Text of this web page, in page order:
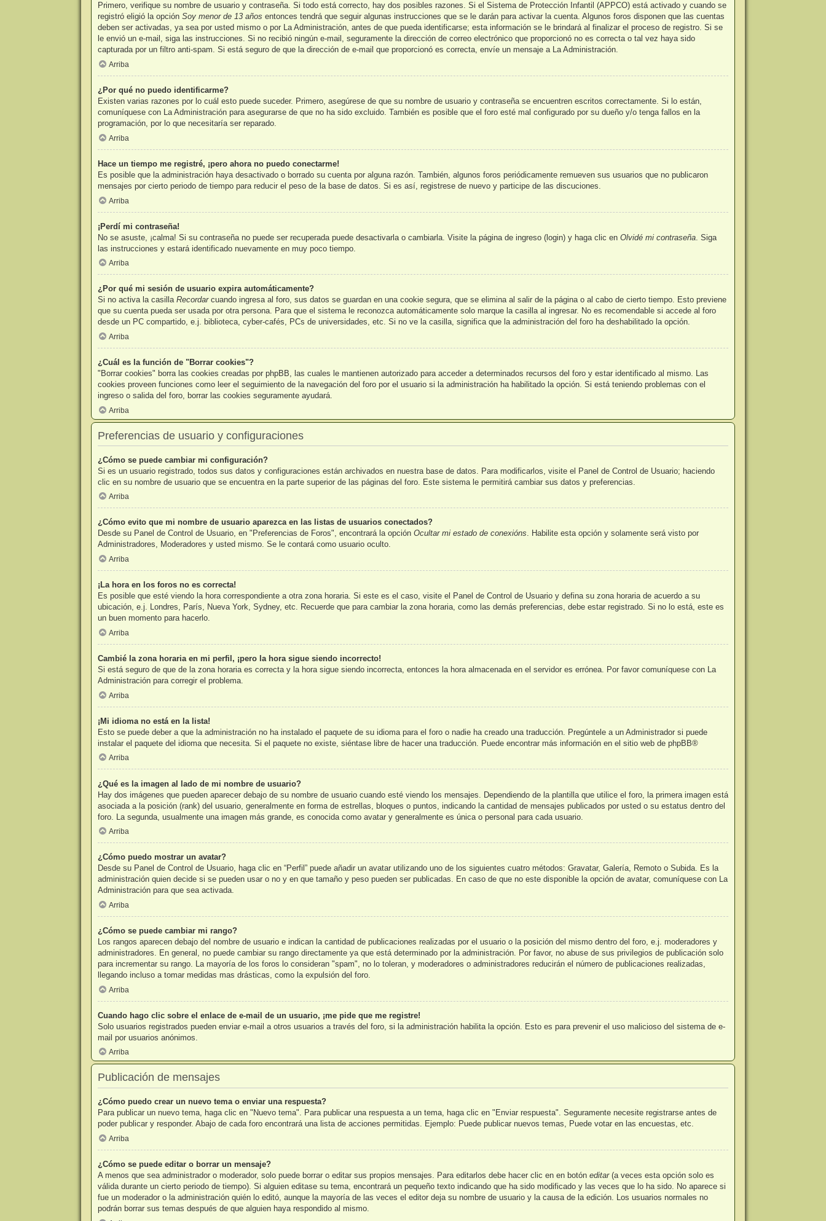
Primero, verifique su nombre de usuario y contraseña. Si todo está correcto, hay dos posibles razones. Si el Sistema de Protección Infantil (APPCO) está activado y cuando se
registró eligió la opción Soy menor de 13 años entonces tendrá que seguir algunas instrucciones que se le darán para activar la cuenta. Algunos foros disponen que las cuentas
deben ser activadas, ya sea por usted mismo o por La Administración, antes de que pueda identificarse; esta información se le brindará al finalizar el proceso de registro. Si se
le envió un e-mail, siga las instrucciones. Si no recibió ningún e-mail, seguramente la dirección de correo electrónico que proporcionó no es correcta o tal vez haya sido
capturada por un filtro anti-spam. Si está seguro de que la dirección de e-mail que proporcionó es correcta, envíe un mensaje a La Administración.
Arriba
¿Por qué no puedo identificarme?
Existen varias razones por lo cuál esto puede suceder. Primero, asegúrese de que su nombre de usuario y contraseña se encuentren escritos correctamente. Si lo están,
comuníquese con La Administración para asegurarse de que no ha sido excluido. También es posible que el foro esté mal configurado por su dueño y/o tenga fallos en la
programación, por lo que necesitaría ser reparado.
Arriba
Hace un tiempo me registré, ¡pero ahora no puedo conectarme!
Es posible que la administración haya desactivado o borrado su cuenta por alguna razón. También, algunos foros periódicamente remueven sus usuarios que no publicaron
mensajes por cierto periodo de tiempo para reducir el peso de la base de datos. Si es así, registrese de nuevo y participe de las discuciones.
Arriba
¡Perdí mi contraseña!
No se asuste, ¡calma! Si su contraseña no puede ser recuperada puede desactivarla o cambiarla. Visite la página de ingreso (login) y haga clic en Olvidé mi contraseña. Siga
las instrucciones y estará identificado nuevamente en muy poco tiempo.
Arriba
¿Por qué mi sesión de usuario expira automáticamente?
Si no activa la casilla Recordarcuando ingresa al foro, sus datos se guardan en una cookie segura, que se elimina al salir de la página o al cabo de cierto tiempo. Esto previene
que su cuenta pueda ser usada por otra persona. Para que el sistema le reconozca automáticamente solo marque la casilla al ingresar. No es recomendable si accede al foro
desde un PC compartido, e.j. biblioteca, cyber-cafés, PCs de universidades, etc. Si no ve la casilla, significa que la administración del foro ha deshabilitado la opción.
Arriba
¿Cuál es la función de "Borrar cookies"?
"Borrar cookies" borra las cookies creadas por phpBB, las cuales le mantienen autorizado para acceder a determinados recursos del foro y estar identificado al mismo. Las
cookies proveen funciones como leer el seguimiento de la navegación del foro por el usuario si la administración ha habilitado la opción. Si está teniendo problemas con el
ingreso o salida del foro, borrar las cookies seguramente ayudará.
Arriba
Preferencias de usuario y configuraciones
¿Cómo se puede cambiar mi configuración?
Si es un usuario registrado, todos sus datos y configuraciones están archivados en nuestra base de datos. Para modificarlos, visite el Panel de Control de Usuario; haciendo
clic en su nombre de usuario que se encuentra en la parte superior de las páginas del foro. Este sistema le permitirá cambiar sus datos y preferencias.
Arriba
¿Cómo evito que mi nombre de usuario aparezca en las listas de usuarios conectados?
Desde su Panel de Control de Usuario, en "Preferencias de Foros", encontrará la opción Ocultar mi estado de conexións. Habilite esta opción y solamente será visto por
Administradores, Moderadores y usted mismo. Se le contará como usuario oculto.
Arriba
¡La hora en los foros no es correcta!
Es posible que esté viendo la hora correspondiente a otra zona horaria. Si este es el caso, visite el Panel de Control de Usuario y defina su zona horaria de acuerdo a su
ubicación, e.j. Londres, París, Nueva York, Sydney, etc. Recuerde que para cambiar la zona horaria, como las demás preferencias, debe estar registrado. Si no lo está, este es
un buen momento para hacerlo.
Arriba
Cambié la zona horaria en mi perfil, ¡pero la hora sigue siendo incorrecto!
Si está seguro de que de la zona horaria es correcta y la hora sigue siendo incorrecta, entonces la hora almacenada en el servidor es errónea. Por favor comuníquese con La
Administración para corregir el problema.
Arriba
¡Mi idioma no está en la lista!
Esto se puede deber a que la administración no ha instalado el paquete de su idioma para el foro o nadie ha creado una traducción. Pregúntele a un Administrador si puede
instalar el paquete del idioma que necesita. Si el paquete no existe, siéntase libre de hacer una traducción. Puede encontrar más información en el sitio web de phpBB®
Arriba
¿Qué es la imagen al lado de mi nombre de usuario?
Hay dos imágenes que pueden aparecer debajo de su nombre de usuario cuando esté viendo los mensajes. Dependiendo de la plantilla que utilice el foro, la primera imagen está
asociada a la posición (rank) del usuario, generalmente en forma de estrellas, bloques o puntos, indicando la cantidad de mensajes publicados por usted o su estatus dentro del
foro. La segunda, usualmente una imagen más grande, es conocida como avatar y generalmente es única o personal para cada usuario.
Arriba
¿Cómo puedo mostrar un avatar?
Desde su Panel de Control de Usuario, haga clic en “Perfil” puede añadir un avatar utilizando uno de los siguientes cuatro métodos: Gravatar, Galería, Remoto o Subida. Es la
administración quien decide si se pueden usar o no y en que tamaño y peso pueden ser publicadas. En caso de que no este disponible la opción de avatar, comuníquese con La
Administración para que sea activada.
Arriba
¿Cómo se puede cambiar mi rango?
Los rangos aparecen debajo del nombre de usuario e indican la cantidad de publicaciones realizadas por el usuario o la posición del mismo dentro del foro, e.j. moderadores y
administradores. En general, no puede cambiar su rango directamente ya que está determinado por la administración. Por favor, no abuse de sus privilegios de publicación solo
para incrementar su rango. La mayoría de los foros lo consideran "spam", no lo toleran, y moderadores o administradores reducirán el número de publicaciones realizadas,
llegando incluso a tomar medidas mas drásticas, como la expulsión del foro.
Arriba
Cuando hago clic sobre el enlace de e-mail de un usuario, ¡me pide que me registre!
Solo usuarios registrados pueden enviar e-mail a otros usuarios a través del foro, si la administración habilita la opción. Esto es para prevenir el uso malicioso del sistema de e-
mail por usuarios anónimos.
Arriba
Publicación de mensajes
¿Cómo puedo crear un nuevo tema o enviar una respuesta?
Para publicar un nuevo tema, haga clic en "Nuevo tema". Para publicar una respuesta a un tema, haga clic en "Enviar respuesta". Seguramente necesite registrarse antes de
poder publicar y responder. Abajo de cada foro encontrará una lista de acciones permitidas. Ejemplo: Puede publicar nuevos temas, Puede votar en las encuestas, etc.
Arriba
¿Cómo se puede editar o borrar un mensaje?
A menos que sea administrador o moderador, solo puede borrar o editar sus propios mensajes. Para editarlos debe hacer clic en en botón editar(a veces esta opción solo es
válida durante un cierto periodo de tiempo). Si alguien editase su tema, encontrará un pequeño texto indicando que ha sido modificado y las veces que lo ha sido. No aparece si
fue un moderador o la administración quién lo editó, aunque la mayoría de las veces el editor deja su nombre de usuario y la causa de la edición. Los usuarios normales no
podrán borrar sus temas después de que alguien haya respondido al mismo.